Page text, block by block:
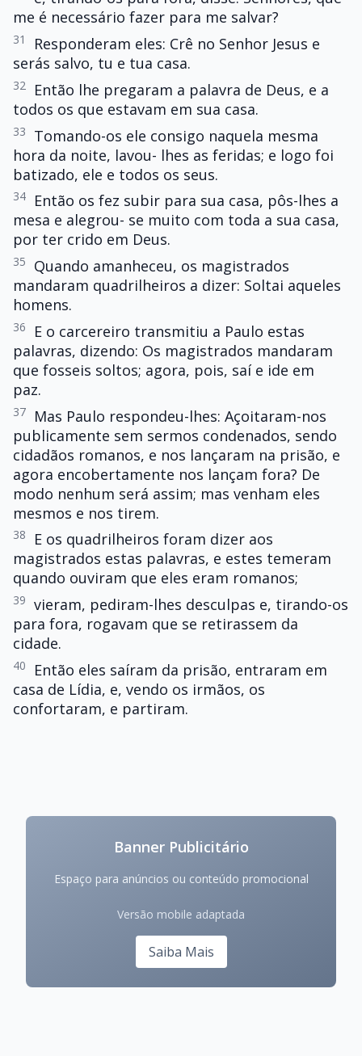
me é necessário fazer para me salvar?
31
Responderam eles: Crê no Senhor Jesus e
serás salvo, tu e tua casa.
32
Então lhe pregaram a palavra de Deus, e a
todos os que estavam em sua casa.
33
Tomando-os ele consigo naquela mesma
hora da noite, lavou- lhes as feridas; e logo foi
batizado, ele e todos os seus.
34
Então os fez subir para sua casa, pôs-lhes a
mesa e alegrou- se muito com toda a sua casa,
por ter crido em Deus.
35
Quando amanheceu, os magistrados
mandaram quadrilheiros a dizer: Soltai aqueles
homens.
36
E o carcereiro transmitiu a Paulo estas
palavras, dizendo: Os magistrados mandaram
que fosseis soltos; agora, pois, saí e ide em
paz.
37
Mas Paulo respondeu-lhes: Açoitaram-nos
publicamente sem sermos condenados, sendo
cidadãos romanos, e nos lançaram na prisão, e
agora encobertamente nos lançam fora? De
modo nenhum será assim; mas venham eles
mesmos e nos tirem.
38
E os quadrilheiros foram dizer aos
magistrados estas palavras, e estes temeram
quando ouviram que eles eram romanos;
39 vieram, pediram-lhes desculpas e, tirando-os
para fora, rogavam que se retirassem da
cidade.
40
Então eles saíram da prisão, entraram em
casa de Lídia, e, vendo os irmãos, os
confortaram, e partiram.
Banner Publicitário
Espaço para anúncios ou conteúdo promocional
Versão mobile adaptada
Saiba Mais